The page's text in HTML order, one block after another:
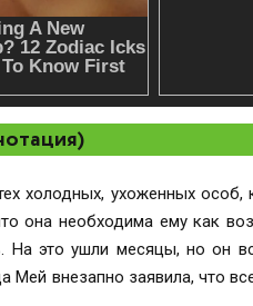
холодных, ухоженных особ,
она необходима ему как
На это ушли месяцы, но он
внезапно заявила, что